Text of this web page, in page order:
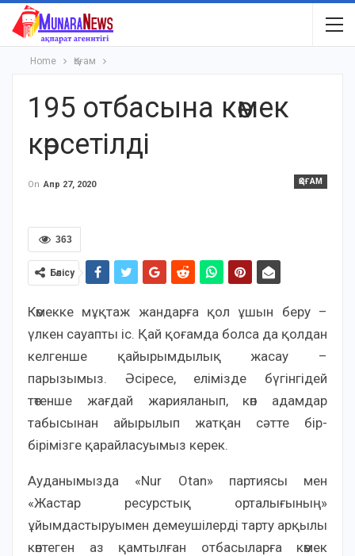
Home Қоғам
195 отбасына көмек
көрсетілді
ҚОҒАМ
On Апр 27, 2020
363
Бөлісу
Көмекке мұқтаж жандарға қол ұшын беру –
үлкен сауапты іс. Қай қоғамда болса да қолдан
келгенше қайырымдылық жасау –
парызымыз. Әсіресе, елімізде бүгінгідей
төтенше жағдай жарияланып, көп адамдар
табысынан айырылып жатқан сәтте бір-
бірімізге қарайласуымыз керек.
Ауданымызда «Nur Otan» партиясы мен
«Жастар ресурстық орталығының»
ұйымдастыруымен демеушілерді тарту арқылы
көптеген аз қамтылған отбасыларға көмек